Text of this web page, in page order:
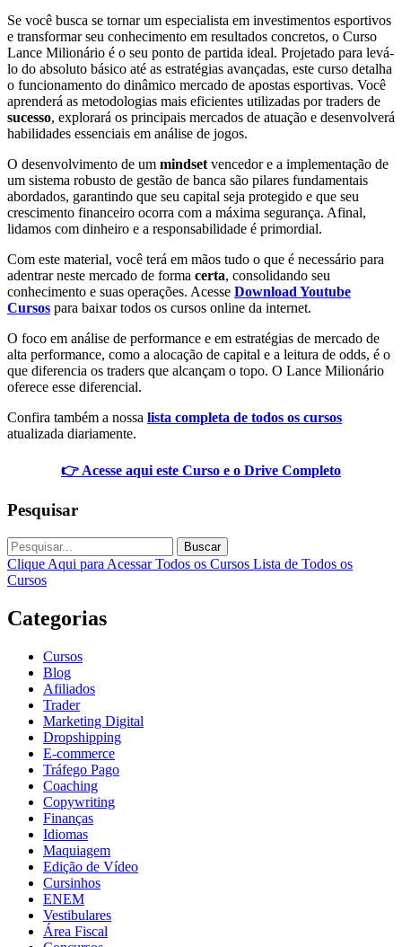
Se você busca se tornar um especialista em investimentos esportivos
e transformar seu conhecimento em resultados concretos, o Curso
Lance Milionário é o seu ponto de partida ideal. Projetado para levá-
lo do absoluto básico até as estratégias avançadas, este curso detalha
o funcionamento do dinâmico mercado de apostas esportivas. Você
aprenderá as metodologias mais eficientes utilizadas por traders de
sucesso, explorará os principais mercados de atuação e desenvolverá
habilidades essenciais em análise de jogos.
O desenvolvimento de um mindset vencedor e a implementação de
um sistema robusto de gestão de banca são pilares fundamentais
abordados, garantindo que seu capital seja protegido e que seu
crescimento financeiro ocorra com a máxima segurança. Afinal,
lidamos com dinheiro e a responsabilidade é primordial.
Com este material, você terá em mãos tudo o que é necessário para
adentrar neste mercado de forma certa, consolidando seu
conhecimento e suas operações. Acesse Download Youtube
Cursos para baixar todos os cursos online da internet.
O foco em análise de performance e em estratégias de mercado de
alta performance, como a alocação de capital e a leitura de odds, é o
que diferencia os traders que alcançam o topo. O Lance Milionário
oferece esse diferencial.
Confira também a nossa lista completa de todos os cursos
atualizada diariamente.
👉 Acesse aqui este Curso e o Drive Completo
Pesquisar
Buscar
Clique Aqui para Acessar Todos os Cursos Lista de Todos os
Cursos
Categorias
Cursos
Blog
Afiliados
Trader
Marketing Digital
Dropshipping
E-commerce
Tráfego Pago
Coaching
Copywriting
Finanças
Idiomas
Maquiagem
Edição de Vídeo
Cursinhos
ENEM
Vestibulares
Área Fiscal